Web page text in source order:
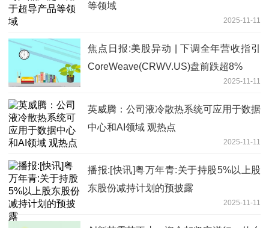
等领域
2025-11-11
焦点日报:美股异动 | 下调全年营收指引
CoreWeave(CRWV.US)盘前跌超8%
2025-11-11
英威腾：公司液冷散热系统可应用于数据
中心和AI领域 观热点
2025-11-11
播报:[快讯]粤万年青:关于持股5%以上股
东股份减持计划的预披露
2025-11-11